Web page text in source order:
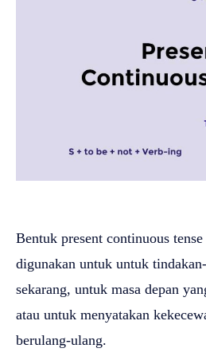
Bentuk present continuous
digunakan untuk untuk
sekarang, untuk masa depan
atau untuk menyatakan
berulang-ulang.